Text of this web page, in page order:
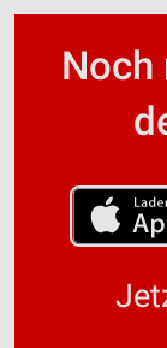
Noch